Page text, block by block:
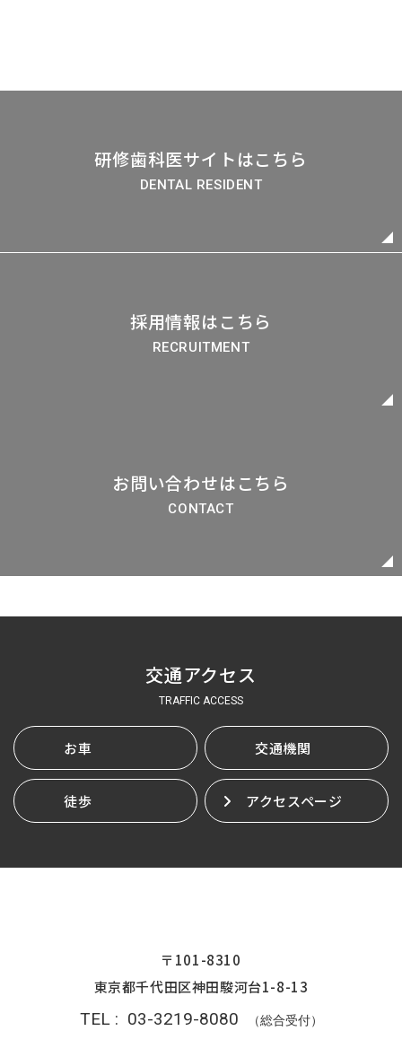
研修歯科医サイトはこちら
DENTAL RESIDENT
採用情報はこちら
RECRUITMENT
お問い合わせはこちら
CONTACT
交通アクセス
TRAFFIC ACCESS
お車 交通機関
徒歩 アクセスページ
〒101-8310
東京都千代田区神田駿河台1-8-13
TEL : 03-3219-8080 （総合受付）